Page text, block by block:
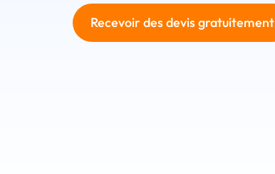
Recevoir des devis gratuitement